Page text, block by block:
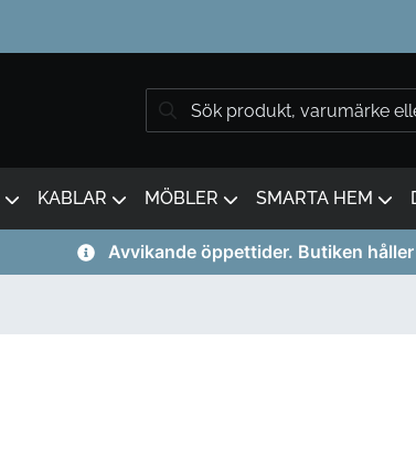
KABLAR MÖBLER SMARTA HEM
Avvikande öppettider. Butiken